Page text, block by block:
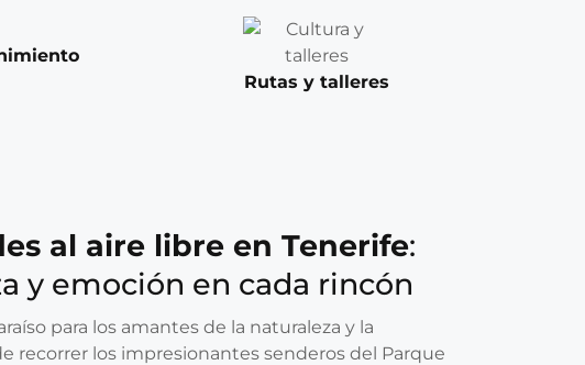
Rutas y talleres
al aire libre en Tenerife:
y emoción en cada rincón
para los amantes de la naturaleza y la
recorrer los impresionantes senderos del Parque